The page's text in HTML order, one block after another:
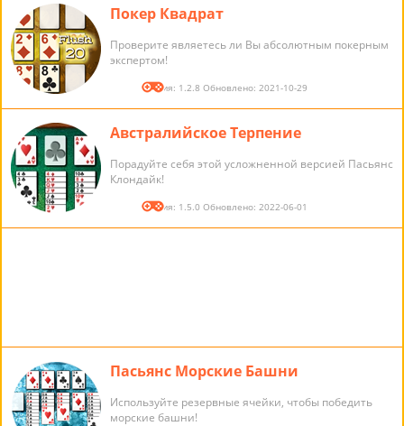
Покер Квадрат
Проверите являетесь ли Вы абсолютным покерным
экспертом!
Версия: 1.2.8 Обновлено: 2021-10-29
Австралийское Терпение
Порадуйте себя этой усложненной версией Пасьянс
Клондайк!
Версия: 1.5.0 Обновлено: 2022-06-01
Пасьянс Морские Башни
Используйте резервные ячейки, чтобы победить
морские башни!